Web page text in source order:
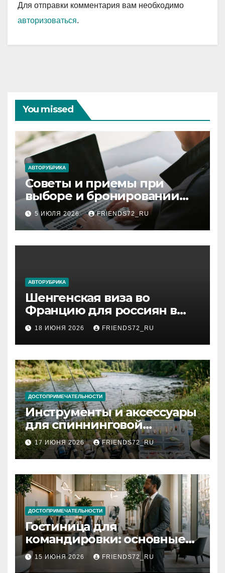
Для отправки комментария вам необходимо
авторизоваться.
You missed
АВТОРУБРИКА
Советы и приемы при
выборе и бронировании
авиабилетов
5 ИЮЛЯ 2026 FRIENDS72_RU
АВТОРУБРИКА
Шенгенская виза во
Францию для россиян в
2026 году: сроки от 3 дней
и список необходимых
документов
18 ИЮНЯ 2026 FRIENDS72_RU
ДОСТОПРИМЕЧАТЕЛЬНОСТИ
Инструменты и аксессуары
для спиннинговой
рыбалки: назначение и
типы
17 ИЮНЯ 2026 FRIENDS72_RU
ДОСТОПРИМЕЧАТЕЛЬНОСТИ
Гостиница для
командировки: основные
критерии выбора
15 ИЮНЯ 2026 FRIENDS72_RU